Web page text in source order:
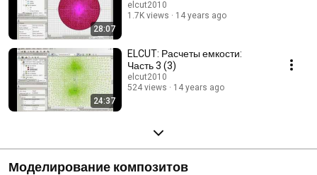
28:07
elcut2010
1.7K views
14 years ago
24:37
ELCUT: Расчеты емкости:
Часть 3 (3)
elcut2010
524 views
14 years ago
Моделирование композитов